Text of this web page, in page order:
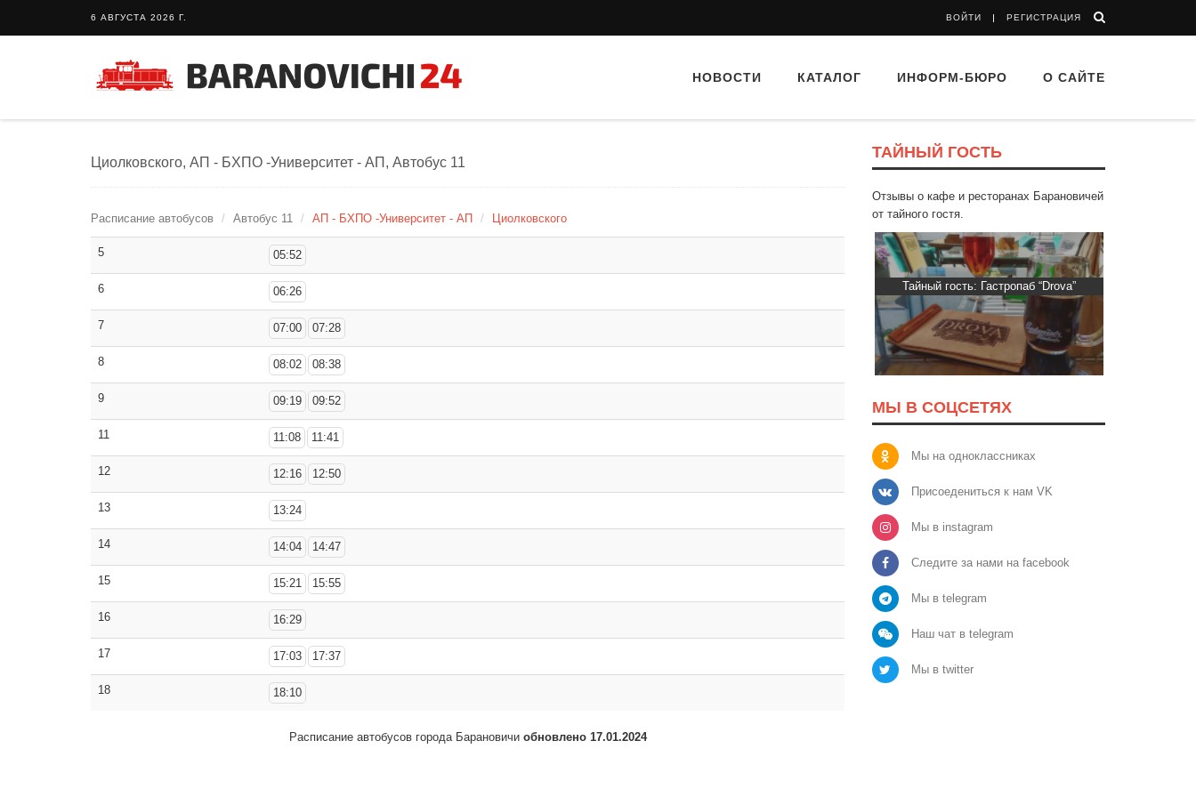
6 АВГУСТА 2026 Г. ВОЙТИ РЕГИСТРАЦИЯ
НОВОСТИ КАТАЛОГ ИНФОРМ-БЮРО О САЙТЕ
Циолковского, АП - БХПО -Университет - АП, Автобус 11
Расписание автобусов Автобус 11 АП - БХПО -Университет - АП Циолковского
5 05:52
6 06:26
7 07:00 07:28
8 08:02 08:38
9 09:19 09:52
11 11:08 11:41
12 12:16 12:50
13 13:24
14 14:04 14:47
15 15:21 15:55
16 16:29
17 17:03 17:37
18 18:10
Расписание автобусов города Барановичи обновлено 17.01.2024
ТАЙНЫЙ ГОСТЬ
Отзывы о кафе и ресторанах Барановичей
от тайного гостя.
Тайный гость: Гастропаб “Drova”
МЫ В СОЦСЕТЯХ
Мы на одноклассниках
Присоедениться к нам VK
Мы в instagram
Следите за нами на facebook
Мы в telegram
Наш чат в telegram
Мы в twitter